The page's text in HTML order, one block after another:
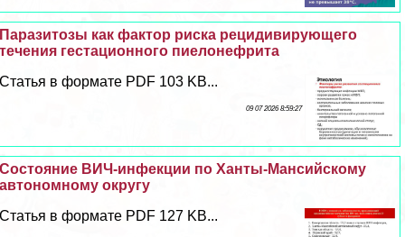
Паразитозы как фактор риска рецидивирующего
течения гестационного пиелонефрита
Статья в формате PDF 103 KB...
09 07 2026 8:59:27
Состояние ВИЧ-инфекции по Ханты-Мансийскому
автономному округу
Статья в формате PDF 127 KB...